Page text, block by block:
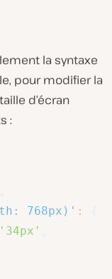
la syntaxe
pour modifier la
d’écran
:
768px)' :
'34px'